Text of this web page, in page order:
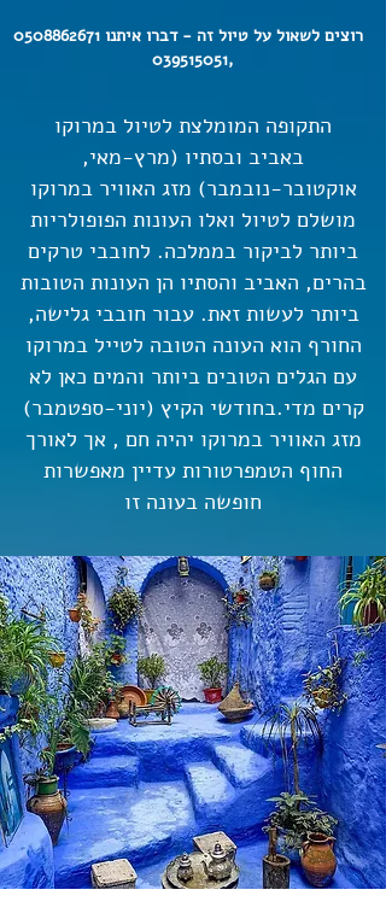
רוצים לשאול על טיול זה - דברו איתנו 0508862671
,
039515051
התקופה המומלצת לטיול במרוקו
באביב ובסתיו (מרץ-מאי,
אוקטובר-נובמבר) מזג האוויר במרוקו
מושלם לטיול ואלו העונות הפופולריות
ביותר לביקור בממלכה. לחובבי טרקים
בהרים, האביב והסתיו הן העונות הטובות
ביותר לעשות זאת. עבור חובבי גלישה,
החורף הוא העונה הטובה לטייל במרוקו
עם הגלים הטובים ביותר והמים כאן לא
קרים מדי.בחודשי הקיץ (יוני-ספטמבר)
מזג האוויר במרוקו יהיה חם , אך לאורך
החוף הטמפרטורות עדיין מאפשרות
חופשה בעונה זו